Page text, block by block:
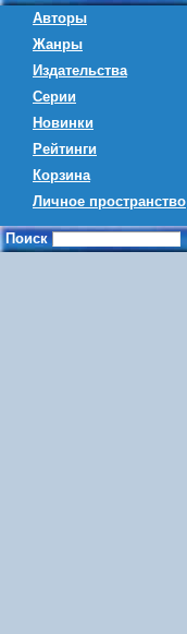
Авторы
Жанры
Издательства
Серии
Новинки
Рейтинги
Корзина
Личное пространство
Поиск